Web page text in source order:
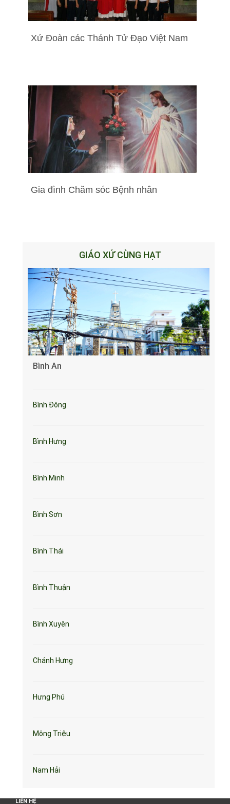
Xứ Đoàn các Thánh Tử Đạo Việt Nam
Gia đình Chăm sóc Bệnh nhân
GIÁO XỨ CÙNG HẠT
Bình An
Bình Đông
Bình Hưng
Bình Minh
Bình Sơn
Bình Thái
Bình Thuận
Bình Xuyên
Chánh Hưng
Hưng Phú
Mông Triệu
Nam Hải
LIÊN HỆ